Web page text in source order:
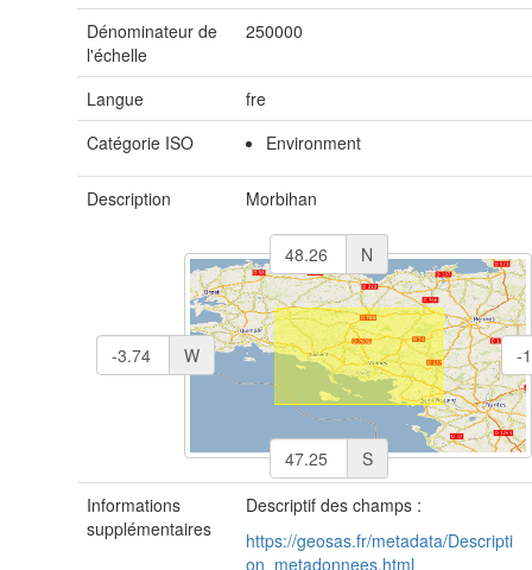
Dénominateur de
l'échelle
250000
Langue
fre
Catégorie ISO
Environment
Description Morbihan
N
S
W
Informations
supplémentaires
Descriptif des champs :
https://geosas.fr/metadata/Descripti
on_metadonnees.html